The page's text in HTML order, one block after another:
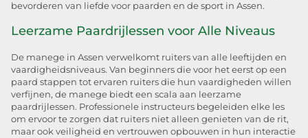
bevorderen van liefde voor paarden en de sport in Assen.
Leerzame Paardrijlessen voor Alle Niveaus
De manege in Assen verwelkomt ruiters van alle leeftijden en
vaardigheidsniveaus. Van beginners die voor het eerst op een
paard stappen tot ervaren ruiters die hun vaardigheden willen
verfijnen, de manege biedt een scala aan leerzame
paardrijlessen. Professionele instructeurs begeleiden elke les
om ervoor te zorgen dat ruiters niet alleen genieten van de rit,
maar ook veiligheid en vertrouwen opbouwen in hun interactie